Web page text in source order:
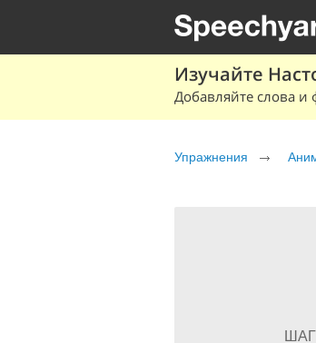
Изучайте
Добавляйте слова и
Упражнения